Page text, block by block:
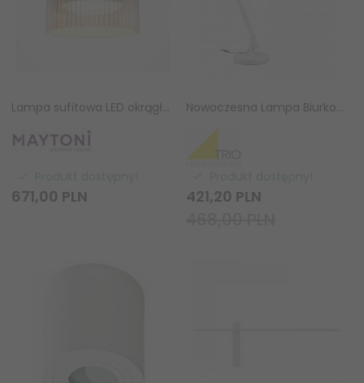
Lampa sufitowa LED okrągła brązowa szklana z wgłębieniami glamour klasyczna Scala MOD496CL-L12BZK MAYTONI
671,00 PLN
Nowoczesna Lampa Biurkowa Kreślarska LED Trio AMSTERDAM 527920101 Biała
421,20 PLN